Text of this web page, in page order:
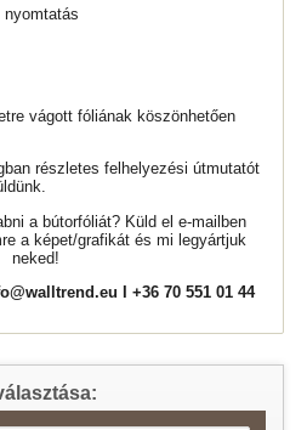
nyomtatás
vágott fóliának köszönhetően
részletes felhelyezési útmutatót
a bútorfóliát? Küld el e-mailben
a képet/grafikát és mi legyártjuk
neked!
I +36 70 551 01 44